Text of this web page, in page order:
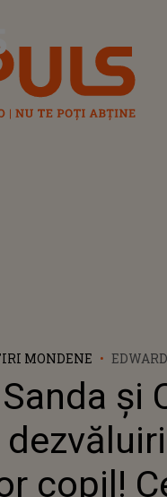
MONDENE
SOȚI,
FATĂ”
și
copil!